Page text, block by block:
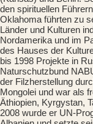
den spirituellen
Oklahoma führten zu
Länder und Kulturen
Nordamerika und im
des Hauses der
bis 1998 Projekte in
Naturschutzbund
der Filzherstellung
Mongolei und war als
Äthiopien, Kyrgystan,
2008 wurde er UN-